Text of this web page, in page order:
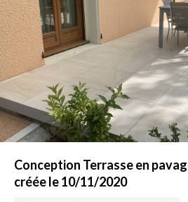
Conception Terrasse en
créée le 10/11/2020